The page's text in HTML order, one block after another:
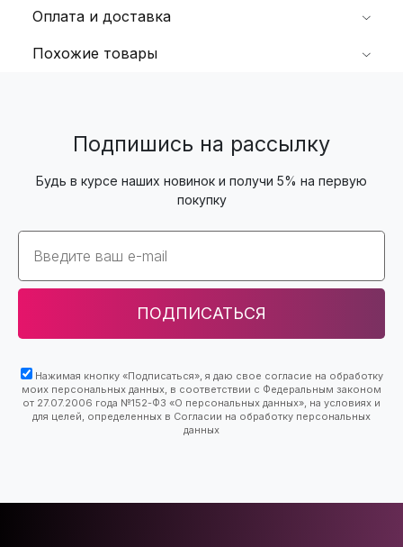
Оплата и доставка
Похожие товары
Подпишись на рассылку
Будь в курсе наших новинок и получи 5% на первую
покупку
Email
ПОДПИСАТЬСЯ
Нажимая кнопку «Подписаться», я даю свое согласие на обработку
моих персональных данных, в соответствии с Федеральным законом
от 27.07.2006 года №152-ФЗ «О персональных данных», на условиях и
для целей, определенных в Согласии на обработку персональных
данных